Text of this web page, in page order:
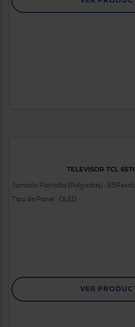
TELEVISOR TCL
Tamaño Pantalla (Pulgadas) : 65
Tipo de Panel : QLED
VER